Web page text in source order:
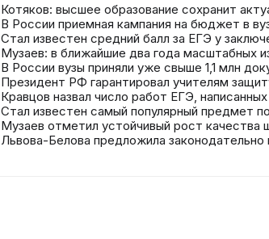
Котяков: высшее образование сохранит
В России приемная кампания на бюджет в
Стал известен средний балл за ЕГЭ у
Музаев: в ближайшие два года масштабных
В России вузы приняли уже свыше 1,1 млн
Президент РФ гарантировал учителям
Кравцов назвал число работ ЕГЭ, написанных
Стал известен самый популярный предмет
Музаев отметил устойчивый рост качества
Львова-Белова предложила законодательно